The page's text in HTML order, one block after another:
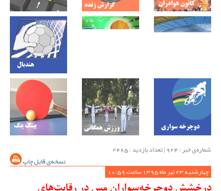
شماره‌ی خبر : ‌924 | تعداد بازدید : 2465
نسخه‌ی قابل چاپ
چهارشنبه 23 تیر ماه 1395 ساعت 10:59